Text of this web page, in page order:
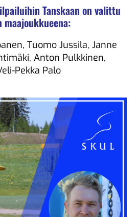
Tanskaan on valittu
maajoukkueena:
Tuomo Jussila, Janne
Anton Pulkkinen,
Pekka Palo